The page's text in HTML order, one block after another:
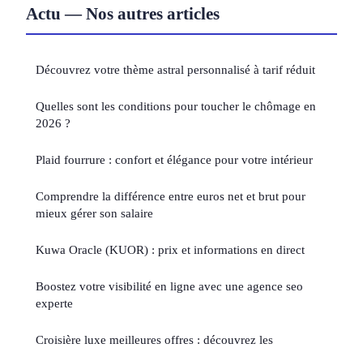
Actu — Nos autres articles
Découvrez votre thème astral personnalisé à tarif réduit
Quelles sont les conditions pour toucher le chômage en
2026 ?
Plaid fourrure : confort et élégance pour votre intérieur
Comprendre la différence entre euros net et brut pour
mieux gérer son salaire
Kuwa Oracle (KUOR) : prix et informations en direct
Boostez votre visibilité en ligne avec une agence seo
experte
Croisière luxe meilleures offres : découvrez les